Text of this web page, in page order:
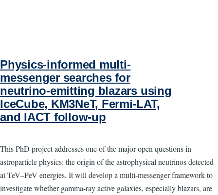
Physics-informed multi-
messenger searches for
neutrino-emitting blazars using
IceCube, KM3NeT, Fermi-LAT,
and IACT follow-up
This PhD project addresses one of the major open questions in
astroparticle physics: the origin of the astrophysical neutrinos detected
at TeV–PeV energies. It will develop a multi-messenger framework to
investigate whether gamma-ray active galaxies, especially blazars, are